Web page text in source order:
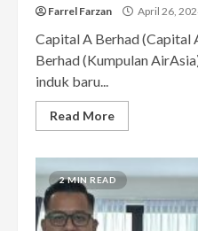
Farrel Farzan April 26,
Capital A Berhad (Capital
Berhad (Kumpulan
induk baru...
Read More
2 MIN READ